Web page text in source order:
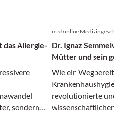
das Allergie-
sondern
medonline
Dr. Ignaz
Mütter und sein
Irrenanstalt
Wie ein
revolutionierte